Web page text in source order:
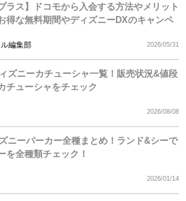
ラス】ドコモから入会する方法やメリット
得な無料期間やディズニーDXのキャンペ
編集部 2026/05/31
ィズニーカチューシャ一覧！販売状況&値段
チューシャをチェック
2026/08/08
ズニーパーカー全種まとめ！ランド&シーで
を全種類チェック！
2026/01/14